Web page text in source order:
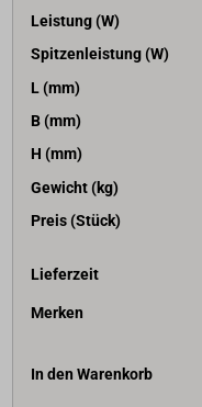
möglich.
Leistung (W)
Spitzenleistung (W)
L (mm)
B (mm)
H (mm)
Gewicht (kg)
Preis (Stück)
Lieferzeit
Merken
In den Warenkorb